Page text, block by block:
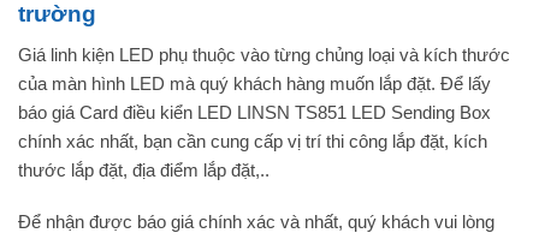
trường
Giá linh kiện LED phụ thuộc vào từng chủng loại và kích thước
của màn hình LED mà quý khách hàng muốn lắp đặt. Để lấy
báo giá Card điều kiển LED LINSN TS851 LED Sending Box
chính xác nhất, bạn cần cung cấp vị trí thi công lắp đặt, kích
thước lắp đặt, địa điểm lắp đặt,..
Để nhận được báo giá chính xác và nhất, quý khách vui lòng